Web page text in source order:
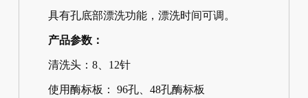
具有孔底部漂洗功能，漂洗时间可调。
产品参数：
清洗头：8、12针
使用酶标板： 96孔、48孔酶标板